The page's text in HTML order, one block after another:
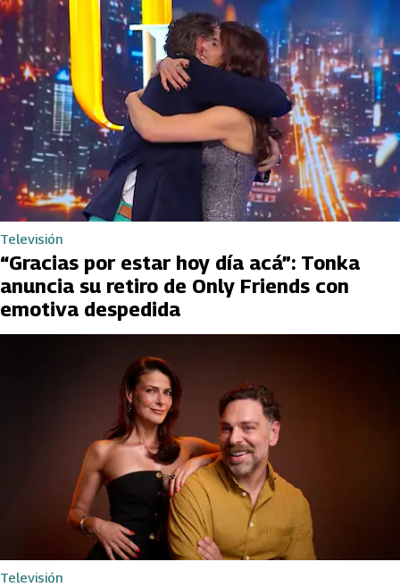
Televisión
“Gracias por estar hoy día acá”: Tonka
anuncia su retiro de Only Friends con
emotiva despedida
Televisión